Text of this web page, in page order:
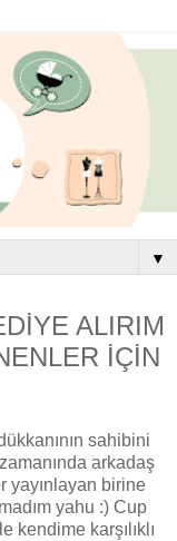
▼
ALIRIM
İÇİN
sahibini
arkadaş
yayınlayan birine
yahu :) Cup
kendime karşılıklı